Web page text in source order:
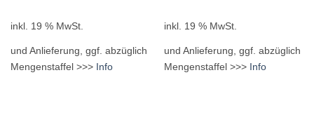
inkl. 19 % MwSt.
und Anlieferung, ggf. abzüglich
Mengenstaffel >>> Info
inkl. 19 % MwSt.
und Anlieferung, ggf. abzüglich
Mengenstaffel >>> Info